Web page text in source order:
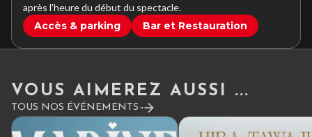
après l’heure du début du spectacle.
Accès & parking Bar et Restauration
VOUS AIMEREZ AUSSI ...
TOUS NOS ÉVÉNEMENTS